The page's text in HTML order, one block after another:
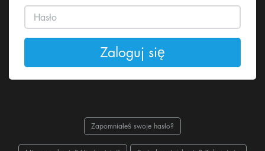
Zaloguj się
Zapomniałeś swoje hasło?